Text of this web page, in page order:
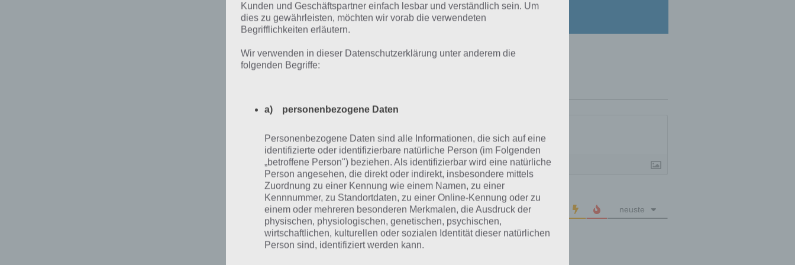
Mehr Artikel hier auf Touchportal
{} [+]
KOMMENTARE neuste
Kunden und Geschäftspartner einfach lesbar und verständlich sein. Um
dies zu gewährleisten, möchten wir vorab die verwendeten
Begrifflichkeiten erläutern.
Wir verwenden in dieser Datenschutzerklärung unter anderem die
folgenden Begriffe:
a) personenbezogene Daten
Personenbezogene Daten sind alle Informationen, die sich auf eine
identifizierte oder identifizierbare natürliche Person (im Folgenden
„betroffene Person") beziehen. Als identifizierbar wird eine natürliche
Person angesehen, die direkt oder indirekt, insbesondere mittels
Zuordnung zu einer Kennung wie einem Namen, zu einer
Kennnummer, zu Standortdaten, zu einer Online-Kennung oder zu
einem oder mehreren besonderen Merkmalen, die Ausdruck der
physischen, physiologischen, genetischen, psychischen,
wirtschaftlichen, kulturellen oder sozialen Identität dieser natürlichen
Person sind, identifiziert werden kann.